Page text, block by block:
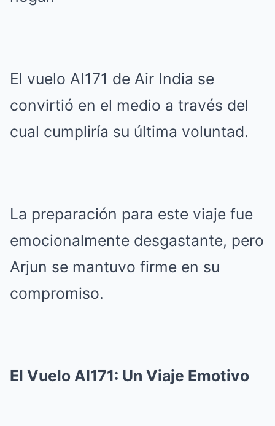
El vuelo AI171 de Air India se
convirtió en el medio a través del
cual cumpliría su última voluntad.
La preparación para este viaje fue
emocionalmente desgastante, pero
Arjun se mantuvo firme en su
compromiso.
El Vuelo AI171: Un Viaje Emotivo